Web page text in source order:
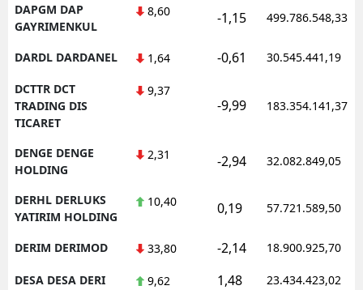
DAPGM DAP
GAYRIMENKUL
8,60 -1,15 499.786.548,33
DARDL DARDANEL 1,64 -0,61 30.545.441,19
DCTTR DCT
TRADING DIS
TICARET
9,37
-9,99 183.354.141,37
DENGE DENGE
HOLDING
2,31 -2,94 32.082.849,05
DERHL DERLUKS
YATIRIM HOLDING
10,40 0,19 57.721.589,50
DERIM DERIMOD 33,80 -2,14 18.900.925,70
DESA DESA DERI 9,62 1,48 23.434.423,02